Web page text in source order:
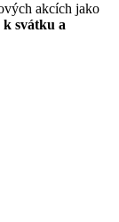
akcích jako
svátku a